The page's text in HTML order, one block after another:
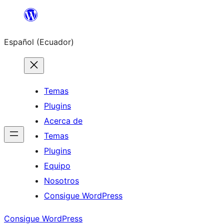
Saltar
contenido
Español (Ecuador)
Temas
Plugins
Acerca de
Temas
Plugins
Equipo
Nosotros
Consigue WordPress
Consigue WordPress